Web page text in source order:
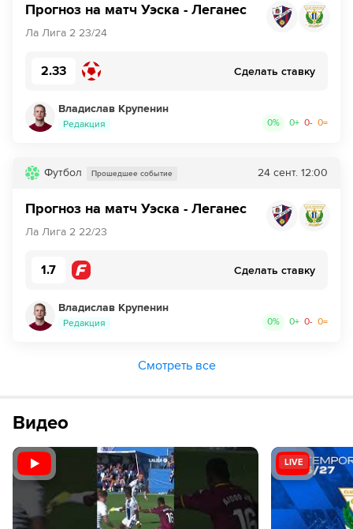
Прогноз на матч Уэска - Леганес
Ла Лига 2 23/24
2.33 Сделать ставку
Владислав Крупенин
Редакция 0% 0+ 0- 0=
Футбол Прошедшее событие 24 сент. 12:00
Прогноз на матч Уэска - Леганес
Ла Лига 2 22/23
1.7 Сделать ставку
Владислав Крупенин
Редакция 0% 0+ 0- 0=
Смотреть все
Видео
LIVE